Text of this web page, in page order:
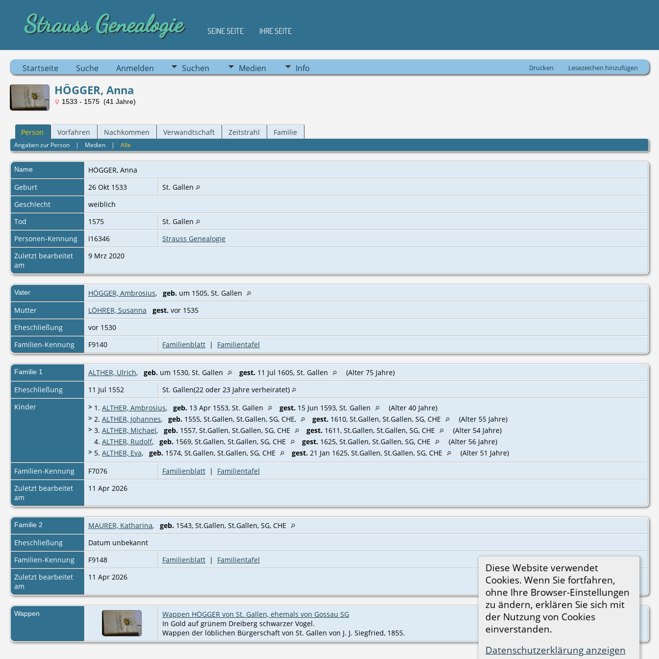
Strauss Genealogie SEINE SEITE IHRE SEITE
Startseite Suche Anmelden Suchen Medien Info Drucken Lesezeichen hinzufügen
Diese Website verwendet
Cookies. Wenn Sie fortfahren,
ohne Ihre Browser-Einstellungen
zu ändern, erklären Sie sich mit
der Nutzung von Cookies
einverstanden.
Datenschutzerklärung anzeigen
HÖGGER, Anna
1533 - 1575 (41 Jahre)
Person Vorfahren Nachkommen Verwandtschaft Zeitstrahl Familie
Angaben zur Person | Medien |Alle
Name HÖGGER, Anna
Geburt
26 Okt 1533
St. Gallen
Geschlecht
weiblich
Tod
1575
St. Gallen
Personen-Kennung
I16346
Strauss Genealogie
Zuletzt bearbeitet
am
9 Mrz 2020
Vater HÖGGER, Ambrosius, geb. um 1505, St‌. Gallen
Mutter
LÖHRER, Susanna gest. vor 1535
Eheschließung
vor 1530
Familien-Kennung
F9140 Familienblatt | Familientafel
Familie 1 ALTHER, Ulrich, geb. um 1530, St. Gallen gest. 11 Jul 1605, St. Gallen
(Alter 75 Jahre)
Eheschließung
11 Jul 1552
St. Gallen(22 oder 23 Jahre verheiratet)
Kinder
> 1. ALTHER, Ambrosius, geb. 13 Apr 1553, St. Gallen gest. 15 Jun 1593, St. Gallen
(Alter 40 Jahre)
> 2. ALTHER, Johannes, geb. 1555, St.Gallen, St.Gallen, SG, CHE‎, gest. 1610, St.Gallen, St.Gallen, SG, CHE
(Alter 55 Jahre)
> 3. ALTHER, Michael, geb. 1557, St.Gallen, St.Gallen, SG, CHE gest. 1611, St.Gallen, St.Gallen, SG, CHE
(Alter 54 Jahre)
4. ALTHER, Rudolf, geb. 1569, St.Gallen, St.Gallen, SG, CHE gest. 1625, St.Gallen, St.Gallen, SG, CHE
(Alter 56 Jahre)
> 5. ALTHER, Eva, geb. 1574, St.Gallen, St.Gallen, SG, CHE gest. 21 Jan 1625, St.Gallen, St.Gallen, SG, CHE
(Alter 51 Jahre)
Familien-Kennung
F7076 Familienblatt | Familientafel
Zuletzt bearbeitet
am
11 Apr 2026
Familie 2 MAURER, Katharina, geb. 1543, St.Gallen, St.Gallen, SG, CHE
Eheschließung
Datum unbekannt
Familien-Kennung
F9148 Familienblatt | Familientafel
Zuletzt bearbeitet
am
11 Apr 2026
Wappen
Wappen HÖGGER von St. Gallen, ehemals von Gossau SG
In Gold auf grünem Dreiberg schwarzer Vogel.
Wappen der löblichen Bürgerschaft von St. Gallen von J. J. Siegfried, 1855.